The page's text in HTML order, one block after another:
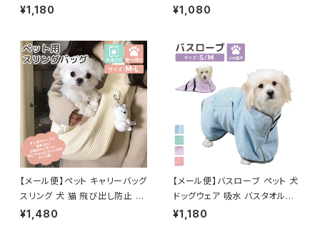
ッション ネッカー／pets084
¥1,180
ープ付き サイズ調整可能／pet
¥1,080
【メール便】ペット キャリーバッグ
スリング 犬 猫 飛び出し防止 抱
っこひも／pets059
¥1,480
【メール便】バスローブ ペット 犬
ドッグウェア 吸水 バスタオル／
pets025
¥1,180